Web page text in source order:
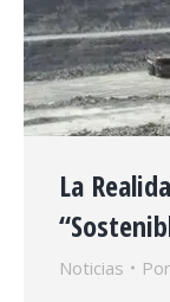
La
Noticias Por